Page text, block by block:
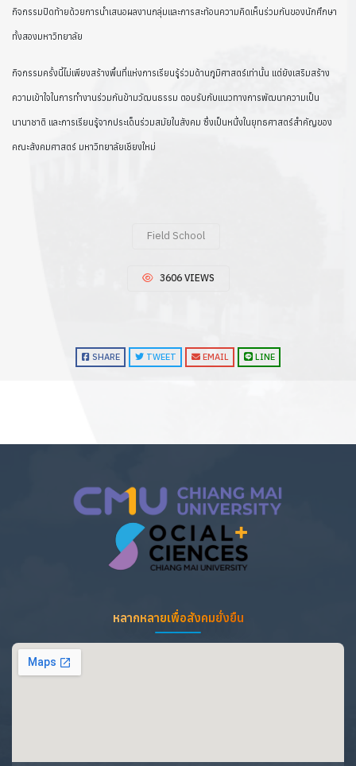
กิจกรรมปิดท้ายด้วยการนำเสนอผลงานกลุ่มและการสะท้อนความคิดเห็นร่วมกันของนักศึกษา
ทั้งสองมหาวิทยาลัย
กิจกรรมครั้งนี้ไม่เพียงสร้างพื้นที่แห่งการเรียนรู้ร่วมด้านภูมิศาสตร์เท่านั้น แต่ยังเสริมสร้าง
ความเข้าใจในการทำงานร่วมกันข้ามวัฒนธรรม ตอบรับกับแนวทางการพัฒนาความเป็น
นานาชาติ และการเรียนรู้จากประเด็นร่วมสมัยในสังคม ซึ่งเป็นหนึ่งในยุทธศาสตร์สำคัญของ
คณะสังคมศาสตร์ มหาวิทยาลัยเชียงใหม่
Field School
3606 VIEWS
SHARE TWEET EMAIL LINE
หลากหลายเพื่อสังคมยั่งยืน